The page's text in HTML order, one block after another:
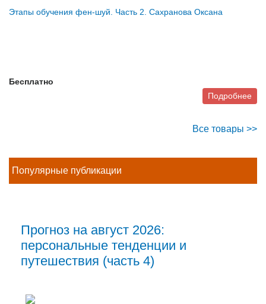
Этапы обучения фен-шуй. Часть 2. Сахранова Оксана
Бесплатно
Подробнее
Все товары >>
Популярные публикации
Прогноз на август 2026:
персональные тенденции и
путешествия (часть 4)